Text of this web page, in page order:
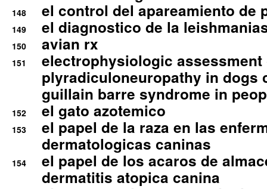
148 el control del apareamiento de
149 el diagnostico de la
150 avian rx
151
electrophysiologic assessment
plyradiculoneuropathy in dogs
guillain barre syndrome in
152 el gato azotemico
153
el papel de la raza en las
dermatologicas caninas
154
el papel de los acaros de
dermatitis atopica canina